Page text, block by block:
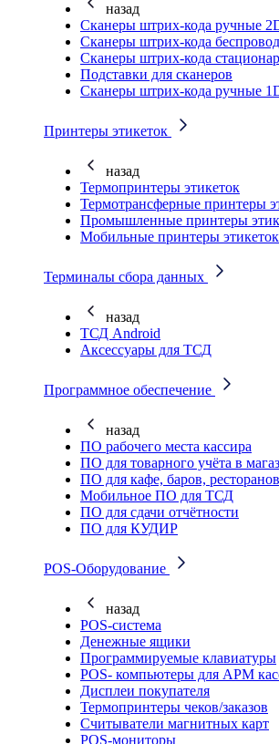
назад
Сканеры штрих-кода ручные
Сканеры штрих-кода
Cканеры штрих-кода
Подставки для сканеров
Сканеры штрих-кода ручные
Принтеры этикеток
назад
Термопринтеры этикеток
Термотрансферные принтеры
Промышленные принтеры
Мобильные принтеры этикеток
Терминалы сбора данных
назад
ТСД Android
Аксессуары для ТСД
Программное обеспечение
назад
ПО рабочего места кассира
ПО для товарного учёта в
ПО для кафе, баров, ресторанов
Мобильное ПО для ТСД
ПО для сдачи отчётности
ПО для КУДИР
POS-Оборудование
назад
POS-система
Денежные ящики
Программируемые клавиатуры
POS- компьютеры для АРМ
Дисплеи покупателя
Термопринтеры чеков/заказов
Считыватели магнитных карт
POS-мониторы